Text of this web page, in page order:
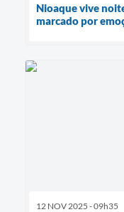
Nioaque vive
marcado por
12 NOV 2025 - 09h35